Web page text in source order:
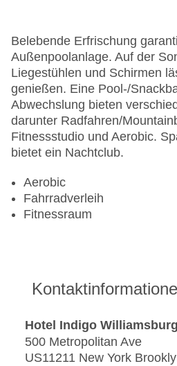
Belebende Erfrischung
Außenpoolanlage. Auf der
Liegestühlen und Schirmen
genießen. Eine Pool-/
Abwechslung bieten
darunter Radfahren/
Fitnessstudio und Aerobic.
bietet ein Nachtclub.
Aerobic
Fahrradverleih
Fitnessraum
Hotel Indigo
500 Metropolitan Ave
US11211 New York